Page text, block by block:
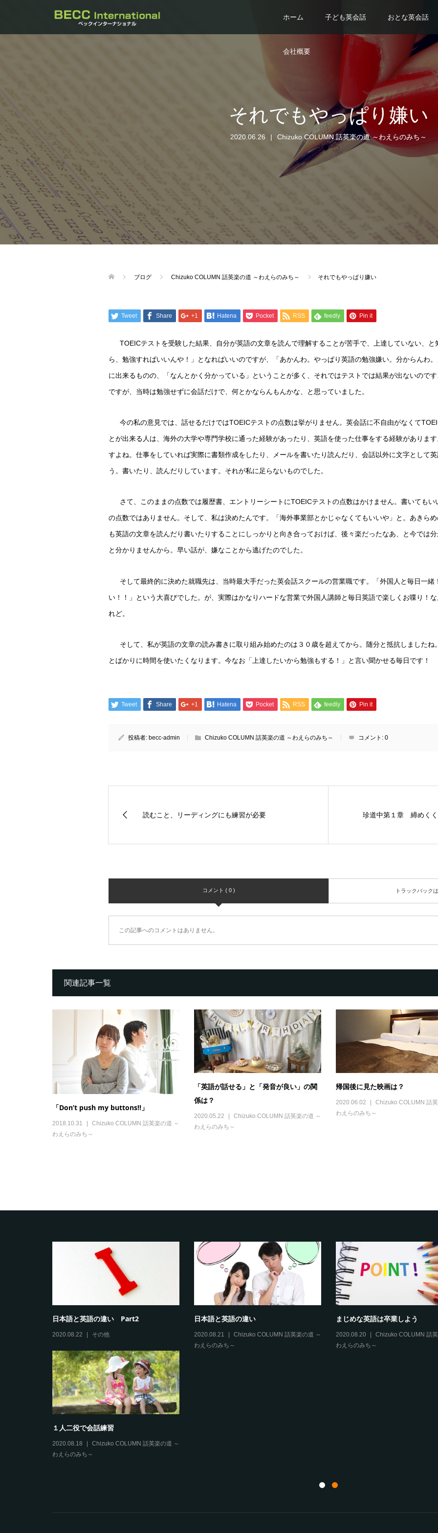
ホーム 子ども英会話 おとな英会話
会社概要
それでもやっぱり嫌い
2020.06.26 Chizuko COLUMN 話英楽の道 ～わえらのみち～
ブログ Chizuko COLUMN 話英楽の道 ～わえらのみち～ それでもやっぱり嫌い
Tweet Share +1 Hatena Pocket RSS feedly Pin it
TOEICテストを受験した結果、自分が英語の文章を読んで理解することが苦手で、上達していない、
ら、勉強すればいいんや！」となればいいのですが、「あかんわ。やっぱり英語の勉強嫌い。分からんわ
に出来るものの、「なんとかく分かっている」ということが多く、それではテストでは結果が出ないので
ですが、当時は勉強せずに会話だけで、何とかならんもんかな、と思っていました。
今の私の意見では、話せるだけではTOEICテストの点数は挙がりません。英会話に不自由がなくて
とが出来る人は、海外の大学や専門学校に通った経験があったり、英語を使った仕事をする経験がありま
すよね。仕事をしていれば実際に書類作成をしたり、メールを書いたり読んだり、会話以外に文字として
う。書いたり、読んだりしています。それが私に足らないものでした。
さて、このままの点数では履歴書、エントリーシートにTOEICテストの点数はかけません。書いても
の点数ではありません。そして、私は決めたんです。「海外事業部とかじゃなくてもいいや」と。あきら
も英語の文章を読んだり書いたりすることにしっかりと向き合っておけば、後々楽だったなあ、と今では
と分かりませんから。早い話が、嫌なことから逃げたのでした。
そして最終的に決めた就職先は、当時最大手だった英会話スクールの営業職です。「外国人と毎日一
い！！」という大喜びでした。が、実際はかなりハードな営業で外国人講師と毎日英語で楽しくお喋り！
れど。
そして、私が英語の文章の読み書きに取り組み始めたのは３０歳を超えてから。随分と抵抗しました
とばかりに時間を使いたくなります。今なお「上達したいから勉強もする！」と言い聞かせる毎日です！
Tweet Share +1 Hatena Pocket RSS feedly Pin it
投稿者: becc-admin Chizuko COLUMN 話英楽の道 ～わえらのみち～ コメント: 0
読むこと、リーディングにも練習が必要 珍道中第１章 締めく
コメント ( 0 ) トラックバック
この記事へのコメントはありません。
関連記事一覧
「Don’t push my buttons!!」
2018.10.31
Chizuko COLUMN 話英楽の道 ～
わえらのみち～
「英語が話せる」と「発音が良い」の関
係は？
2020.05.22
Chizuko COLUMN 話英楽の道 ～
わえらのみち～
帰国後に見た映画は？
2020.06.02
Chizuko COLUMN 話
わえらのみち～
COLUMN 話英楽の道 ～
ルールは大切、でも例外もいっぱい
2020.08.19
Chizuko COLUMN 話英楽の道 ～
2022.2更新 新型コロナウイルス感染拡
大対策について
オトコロドット
2021.11.26 その